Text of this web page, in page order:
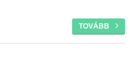
TOVÁBB